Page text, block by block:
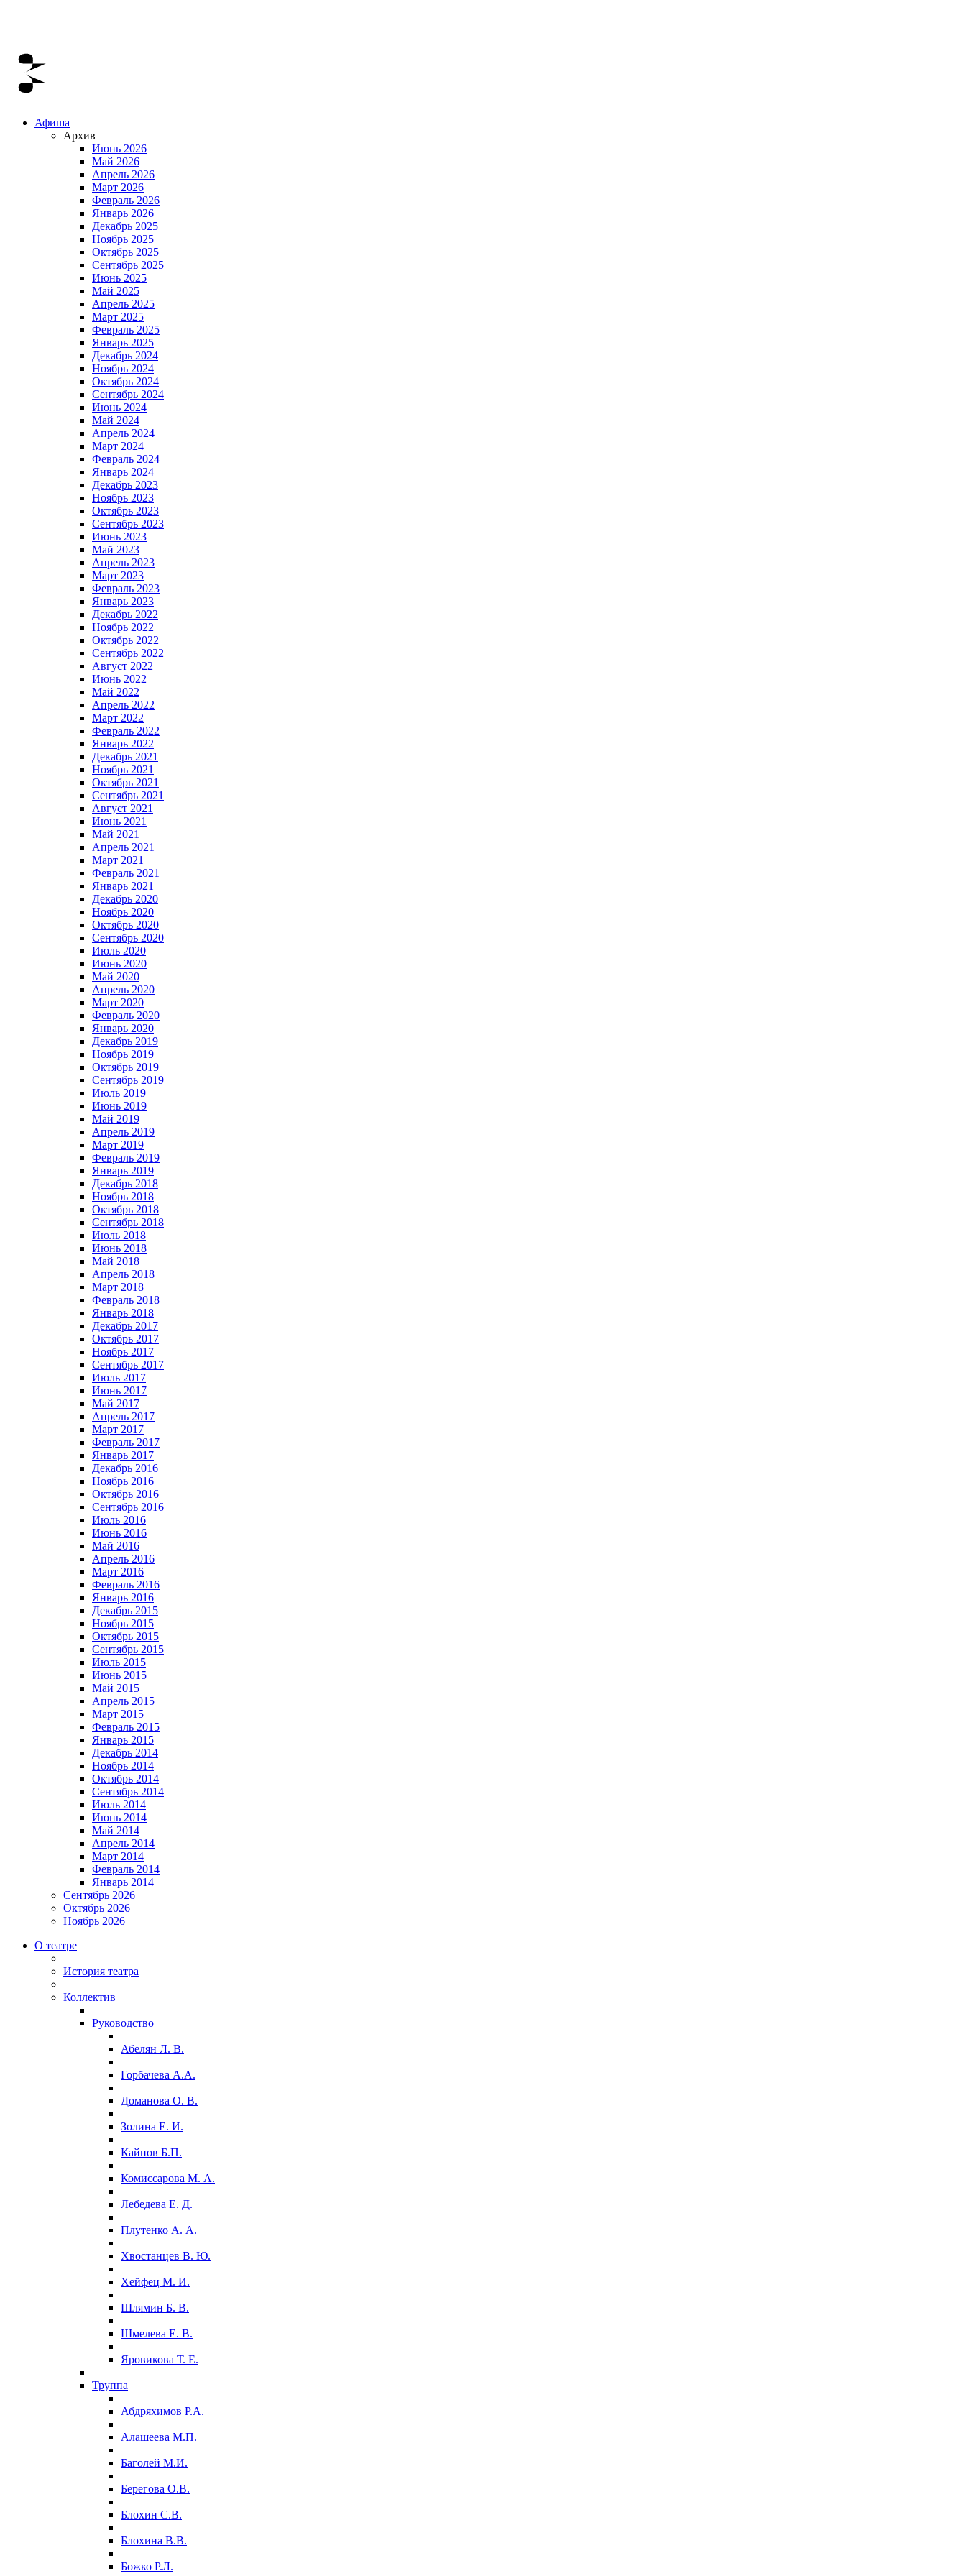
Афиша
Архив
Июнь 2026
Май 2026
Апрель 2026
Март 2026
Февраль 2026
Январь 2026
Декабрь 2025
Ноябрь 2025
Октябрь 2025
Сентябрь 2025
Июнь 2025
Май 2025
Апрель 2025
Март 2025
Февраль 2025
Январь 2025
Декабрь 2024
Ноябрь 2024
Октябрь 2024
Сентябрь 2024
Июнь 2024
Май 2024
Апрель 2024
Март 2024
Февраль 2024
Январь 2024
Декабрь 2023
Ноябрь 2023
Октябрь 2023
Сентябрь 2023
Июнь 2023
Май 2023
Апрель 2023
Март 2023
Февраль 2023
Январь 2023
Декабрь 2022
Ноябрь 2022
Октябрь 2022
Сентябрь 2022
Август 2022
Июнь 2022
Май 2022
Апрель 2022
Март 2022
Февраль 2022
Январь 2022
Декабрь 2021
Ноябрь 2021
Октябрь 2021
Сентябрь 2021
Август 2021
Июнь 2021
Май 2021
Апрель 2021
Март 2021
Февраль 2021
Январь 2021
Декабрь 2020
Ноябрь 2020
Октябрь 2020
Сентябрь 2020
Июль 2020
Июнь 2020
Май 2020
Апрель 2020
Март 2020
Февраль 2020
Январь 2020
Декабрь 2019
Ноябрь 2019
Октябрь 2019
Сентябрь 2019
Июль 2019
Июнь 2019
Май 2019
Апрель 2019
Март 2019
Февраль 2019
Январь 2019
Декабрь 2018
Ноябрь 2018
Октябрь 2018
Сентябрь 2018
Июль 2018
Июнь 2018
Май 2018
Апрель 2018
Март 2018
Февраль 2018
Январь 2018
Декабрь 2017
Октябрь 2017
Ноябрь 2017
Сентябрь 2017
Июль 2017
Июнь 2017
Май 2017
Апрель 2017
Март 2017
Февраль 2017
Январь 2017
Декабрь 2016
Ноябрь 2016
Октябрь 2016
Сентябрь 2016
Июль 2016
Июнь 2016
Май 2016
Апрель 2016
Март 2016
Февраль 2016
Январь 2016
Декабрь 2015
Ноябрь 2015
Октябрь 2015
Сентябрь 2015
Июль 2015
Июнь 2015
Май 2015
Апрель 2015
Март 2015
Февраль 2015
Январь 2015
Декабрь 2014
Ноябрь 2014
Октябрь 2014
Сентябрь 2014
Июль 2014
Июнь 2014
Май 2014
Апрель 2014
Март 2014
Февраль 2014
Январь 2014
Сентябрь 2026
Октябрь 2026
Ноябрь 2026
О театре
История театра
Коллектив
Руководство
Абелян Л. В.
Горбачева А.А.
Доманова О. В.
Золина Е. И.
Кайнов Б.П.
Комиссарова М. А.
Лебедева Е. Д.
Плутенко А. А.
Хвостанцев В. Ю.
Хейфец М. И.
Шлямин Б. В.
Шмелева Е. В.
Яровикова Т. Е.
Труппа
Абдряхимов Р.А.
Алашеева М.П.
Баголей М.И.
Берегова О.В.
Блохин С.В.
Блохина В.В.
Божко Р.Л.